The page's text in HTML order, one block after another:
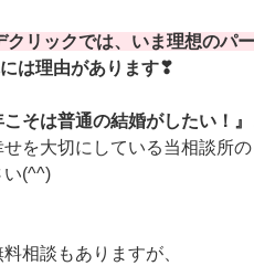
クリックでは、いま理想のパ
は理由があります❣
こそは普通の結婚がしたい！』
せを大切にしている当相談所の
い(^^)
料相談もありますが、